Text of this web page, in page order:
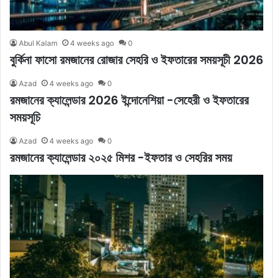
Abul Kalam 4 weeks ago 0
বুর্কিনা ফাসো রমজানের রোজার সেহরি ও ইফতারের সময়সূচী 2026
Azad 4 weeks ago 0
রমজানের ক্যালেন্ডার 2026 ইন্দোনেশিয়া -সেহেরী ও ইফতারের
সময়সূচি
Azad 4 weeks ago 0
রমজানের ক্যালেন্ডার ২০২৫ মিশর -ইফতার ও সেহরির সময়